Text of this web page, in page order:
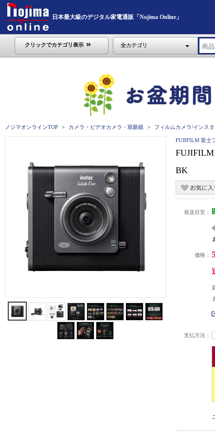
日本最大級のデジタル家電通販「Nojima Online」
クリックでカテゴリ表示 全カテゴリ
ノジマオンラインTOP カメラ・ビデオカメラ・双眼鏡 フィルムカメラ/インス
FUJIFILM 富士
BK
発送目安：
価格：
支払方法：